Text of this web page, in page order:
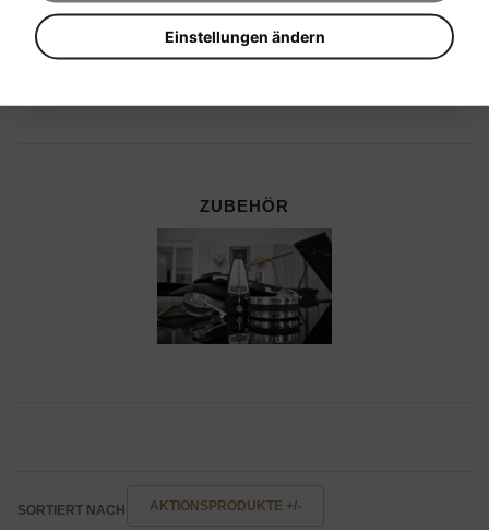
Einstellungen ändern
ZUBEHÖR
SORTIERT NACH AKTIONSPRODUKTE +/-